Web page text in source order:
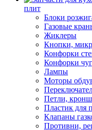
плит
Блоки
Газовые
Жиклеры
Кнопки,
Конфорки
Конфорки
Лампы
Моторы
Петли,
Пластик для
Клапаны
Противни,